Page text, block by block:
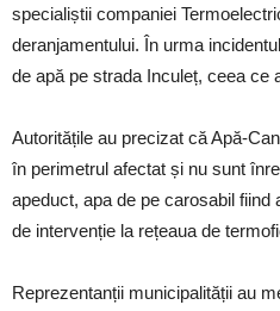
specialiștii companiei
deranjamentului. În urma
de apă pe strada Inculeț, ceea ce
Autoritățile au precizat că Apă-
în perimetrul afectat și nu sunt
apeduct, apa de pe carosabil fiind
de intervenție la rețeaua de
Reprezentanții municipalității au